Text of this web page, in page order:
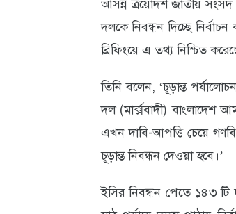
আসন্ন ত্রয়োদশ জাতীয় সংসদ
দলকে নিবন্ধন দিচ্ছে
ব্রিফিংয়ে এ তথ্য নিশ্চিত
তিনি বলেন, ‘চূড়ান্ত
দল (মার্ক্সবাদী) বাংলাদেশ
এখন দাবি-আপত্তি চেয়ে
চূড়ান্ত নিবন্ধন দেওয়া হবে।’
ইসির নিবন্ধন পেতে ১৪৩